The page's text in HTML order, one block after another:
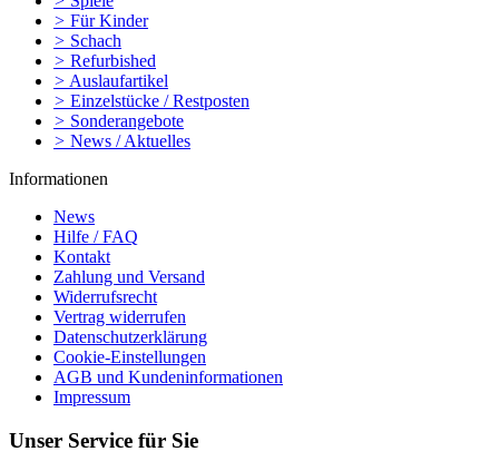
> Für Kinder
> Schach
> Refurbished
> Auslaufartikel
> Einzelstücke / Restposten
> Sonderangebote
> News / Aktuelles
Informationen
News
Hilfe / FAQ
Kontakt
Zahlung und Versand
Widerrufsrecht
Vertrag widerrufen
Datenschutzerklärung
Cookie-Einstellungen
AGB und Kundeninformationen
Impressum
Unser Service für Sie